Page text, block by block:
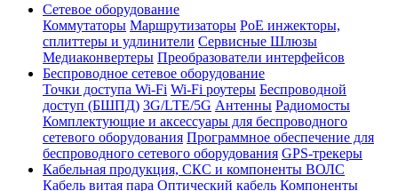
Сетевое оборудование
Коммутаторы Маршрутизаторы PoE инжекторы,
сплиттеры и удлинители Сервисные Шлюзы
Медиаконвертеры Преобразователи интерфейсов
Беспроводное сетевое оборудование
Точки доступа Wi-Fi Wi-Fi роутеры Беспроводной
доступ (БШПД) 3G/LTE/5G Антенны Радиомосты
Комплектующие и аксессуары для беспроводного
сетевого оборудования Программное обеспечение для
беспроводного сетевого оборудования GPS-трекеры
Кабельная продукция, СКС и компоненты ВОЛС
Кабель витая пара Оптический кабель Компоненты